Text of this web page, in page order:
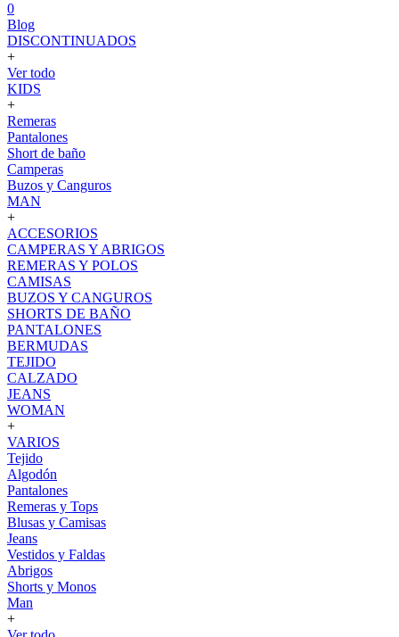
0
Blog
DISCONTINUADOS
+
Ver todo
KIDS
+
Remeras
Pantalones
Short de baño
Camperas
Buzos y Canguros
MAN
+
ACCESORIOS
CAMPERAS Y ABRIGOS
REMERAS Y POLOS
CAMISAS
BUZOS Y CANGUROS
SHORTS DE BAÑO
PANTALONES
BERMUDAS
TEJIDO
CALZADO
JEANS
WOMAN
+
VARIOS
Tejido
Algodón
Pantalones
Remeras y Tops
Blusas y Camisas
Jeans
Vestidos y Faldas
Abrigos
Shorts y Monos
Man
+